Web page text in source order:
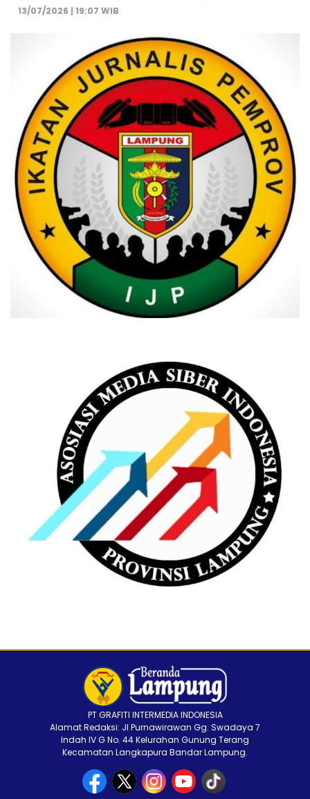
13/07/2026 | 19:07 WIB
PT GRAFITI INTERMEDIA INDONESIA
Alamat Redaksi: Jl Purnawirawan Gg. Swadaya 7
Indah IV G No. 44 Kelurahan Gunung Terang
Kecamatan Langkapura Bandar Lampung.